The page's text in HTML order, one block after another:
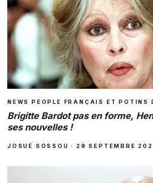
NEWS PEOPLE FRANÇAIS ET POTINS
Brigitte Bardot pas en forme,
ses nouvelles !
JOSUÉ SOSSOU · 29 SEPTEMBRE